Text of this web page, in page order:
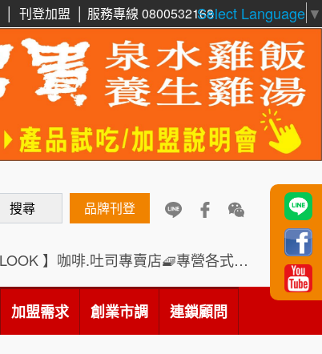
Select Language ▼
刊登加盟 服務專線 0800532168
搜尋 品牌刊登
【咖啡LOOK 】咖啡.吐司專賣店🧇專營各式創意法式吐司
加盟需求 創業市調 連鎖顧問
6 鼎威維修
88thai發發泰-泰式飯行家
8 呷尚寶
10 TEA TOP台灣第一味
1 Cozy coffee可集咖啡
2 霏等茶
周 先生/小姐 台北
加盟預算 100萬 ~150萬
徐 先生/小姐 新北市
加盟預算 50萬~75萬
加盟預算 100萬~300萬
加盟預算 200萬~400萬
顏 先生/小姐 台北市
加盟預算 100萬 ~ 200萬